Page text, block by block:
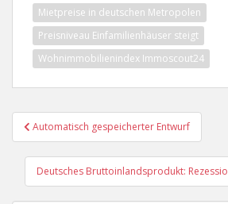
Mietpreise in deutschen Metropolen
Preisniveau Einfamilienhäuser steigt
Wohnimmobilienindex Immoscout24
Beitragsnavigation
Automatisch gespeicherter Entwurf
Deutsches Bruttoinlandsprodukt: